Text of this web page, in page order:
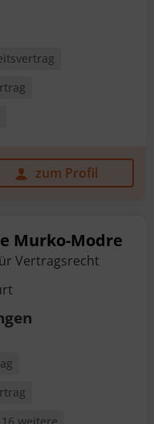
zum Profil
Murko-Modre
Vertragsrecht